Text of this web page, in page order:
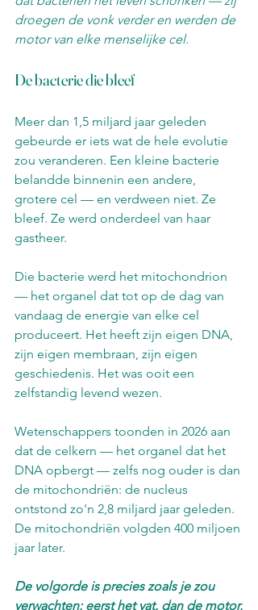
droegen de vonk verder en werden de
motor van elke menselijke cel.
De bacterie die bleef
Meer dan 1,5 miljard jaar geleden
gebeurde er iets wat de hele evolutie
zou veranderen. Een kleine bacterie
belandde binnenin een andere,
grotere cel — en verdween niet. Ze
bleef. Ze werd onderdeel van haar
gastheer.
Die bacterie werd het mitochondrion
— het organel dat tot op de dag van
vandaag de energie van elke cel
produceert. Het heeft zijn eigen DNA,
zijn eigen membraan, zijn eigen
geschiedenis. Het was ooit een
zelfstandig levend wezen.
Wetenschappers toonden in 2026 aan
dat de celkern — het organel dat het
DNA opbergt — zelfs nog ouder is dan
de mitochondriën: de nucleus
ontstond zo'n 2,8 miljard jaar geleden.
De mitochondriën volgden 400 miljoen
jaar later.
De volgorde is precies zoals je zou
verwachten: eerst het vat, dan de motor.